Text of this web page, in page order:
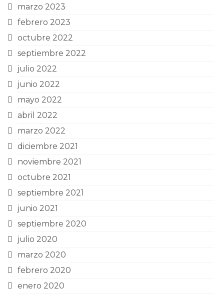
marzo 2023
febrero 2023
octubre 2022
septiembre 2022
julio 2022
junio 2022
mayo 2022
abril 2022
marzo 2022
diciembre 2021
noviembre 2021
octubre 2021
septiembre 2021
junio 2021
septiembre 2020
julio 2020
marzo 2020
febrero 2020
enero 2020